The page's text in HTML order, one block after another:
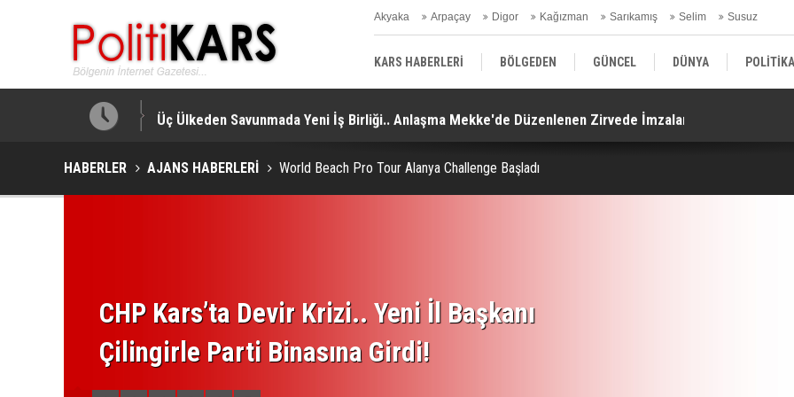
Akyaka Arpaçay Digor Kağızman Sarıkamış Selim Susuz
KARS HABERLERİ BÖLGEDEN GÜNCEL DÜNYA POLİTİKA
EKONOMİ | FİNANS | OTOMOTİV KÜLTÜR | SANAT | MAGAZİN
Üç Ülkeden Savunmada Yeni İş Birliği.. Anlaşma Mekke'de Düzenlenen Zirvede İmzalandı!
HABERLER AJANS HABERLERİ World Beach Pro Tour Alanya Challenge Başladı
CHP Kars’ta Devir Krizi.. Yeni İl Başkanı
Çilingirle Parti Binasına Girdi!